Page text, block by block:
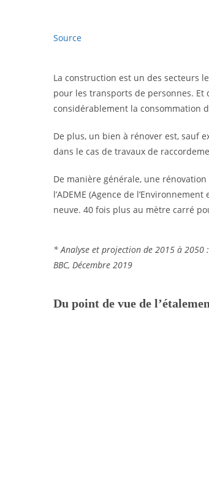
Source
La construction est un des secteurs
pour les transports de personnes.
considérablement la consommation
De plus, un bien à rénover est, sauf
dans le cas de travaux de
De manière générale, une
l’ADEME (Agence de
neuve. 40 fois plus au mètre carré
* Analyse et projection de 2015 à 2050
BBC, Décembre 2019
Du point de vue de